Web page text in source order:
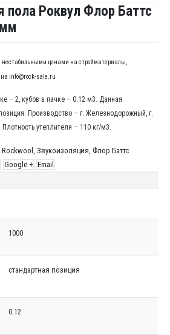
пола Роквул Флор Баттс
нестабильными ценами на стройматериалы,
info@rock-sale.ru
– 2, кубов в пачке – 0.12 м3. Данная
Производство – г. Железнодорожный, г.
утеплителя – 110 кг/м3.
Rockwool Звукоизоляция Флор Баттс
Google + Email
1000
стандартная позиция
0.12